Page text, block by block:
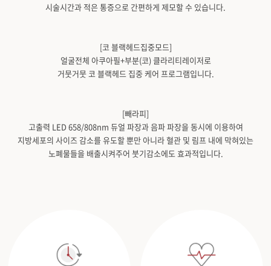
시술시간과 적은 통증으로 간편하게 제모할 수 있습니다.
[코 블랙헤드집중모드]
얼굴전체 아쿠아필+부분(코) 클라리티레이저로
거뭇거뭇 코 블랙헤드 집중 케어 프로그램입니다.
[빼라피]
고출력 LED 658/808nm 듀얼 파장과 음파 파장을 동시에 이용하여
지방세포의 사이즈 감소를 유도할 뿐만 아니라 혈관 및 림프 내에 막혀있는
노폐물들을 배출시켜주어 붓기감소에도 효과적입니다.